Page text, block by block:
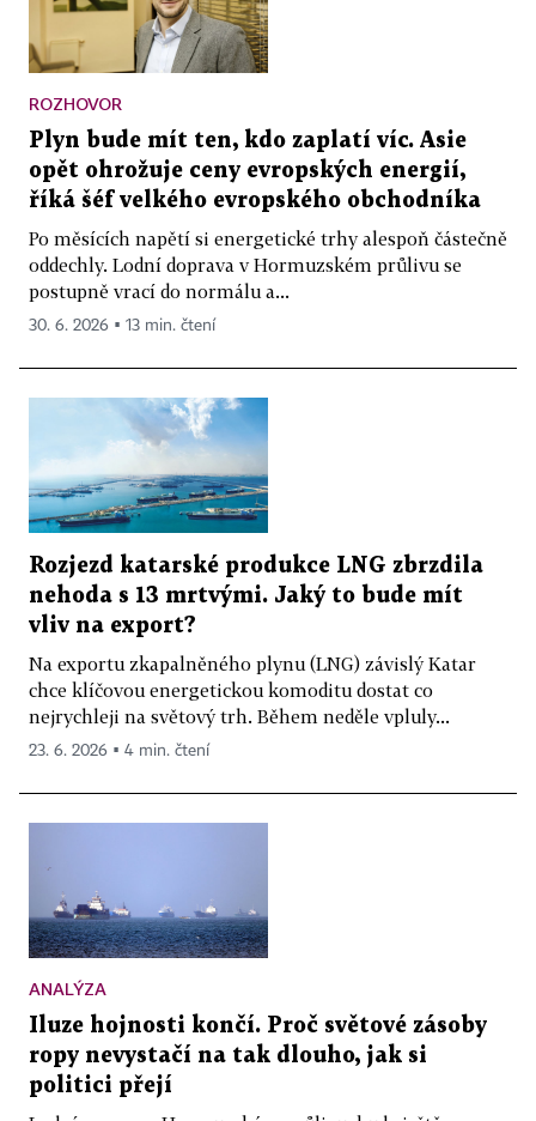
ROZHOVOR
Plyn bude mít ten, kdo zaplatí víc. Asie
opět ohrožuje ceny evropských energií,
říká šéf velkého evropského obchodníka
Po měsících napětí si energetické trhy alespoň částečně
oddechly. Lodní doprava v Hormuzském průlivu se
postupně vrací do normálu a...
30. 6. 2026 ▪ 13 min. čtení
Rozjezd katarské produkce LNG zbrzdila
nehoda s 13 mrtvými. Jaký to bude mít
vliv na export?
Na exportu zkapalněného plynu (LNG) závislý Katar
chce klíčovou energetickou komoditu dostat co
nejrychleji na světový trh. Během neděle vpluly...
23. 6. 2026 ▪ 4 min. čtení
ANALÝZA
Iluze hojnosti končí. Proč světové zásoby
ropy nevystačí na tak dlouho, jak si
politici přejí